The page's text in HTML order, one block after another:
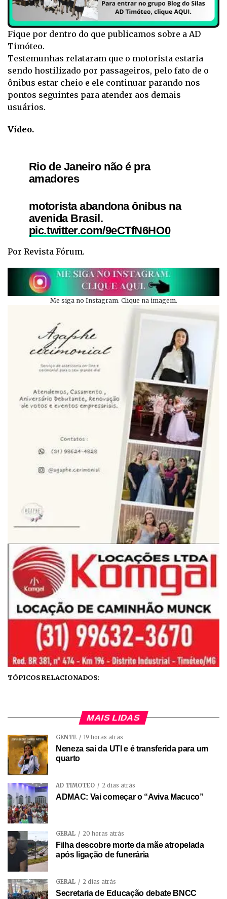
Fique por dentro do que publicamos sobre a AD
Timóteo.
Testemunhas relataram que o motorista estaria
sendo hostilizado por passageiros, pelo fato de o
ônibus estar cheio e ele continuar parando nos
pontos seguintes para atender aos demais
usuários.
Vídeo.
Rio de Janeiro não é pra
amadores
motorista abandona ônibus na
avenida Brasil.
pic.twitter.com/9eCTfN6HO0
— Favela Caiu No Face
(@Favelacaiunfce)July 27, 2023
Por Revista Fórum.
Me siga no Instagram. Clique na imagem.
TÓPICOS RELACIONADOS:
MAIS LIDAS
GENTE 19 horas atrás
Neneza sai da UTI e é transferida para um
quarto
AD TIMÓTEO 2 dias atrás
ADMAC: Vai começar o “Aviva Macuco”
GERAL 20 horas atrás
Filha descobre morte da mãe atropelada
após ligação de funerária
GERAL 2 dias atrás
Secretaria de Educação debate BNCC